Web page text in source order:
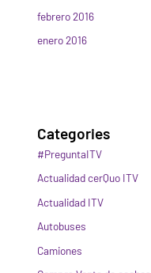
febrero 2016
enero 2016
Categories
#PreguntaITV
Actualidad cerQuo ITV
Actualidad ITV
Autobuses
Camiones